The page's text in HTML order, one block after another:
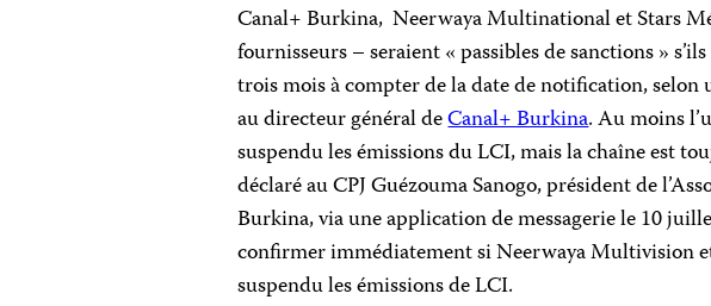
Canal+ Burkina, Neerwaya Multinational et Stars
fournisseurs – seraient « passibles de sanctions »
trois mois à compter de la date de notification, selon
au directeur général deCanal+ Burkina. Au moins
suspendu les émissions du LCI, mais la chaîne est
déclaré au CPJ Guézouma Sanogo, président de
Burkina, via une application de messagerie le 10
confirmer immédiatement si Neerwaya Multivision
suspendu les émissions de LCI.